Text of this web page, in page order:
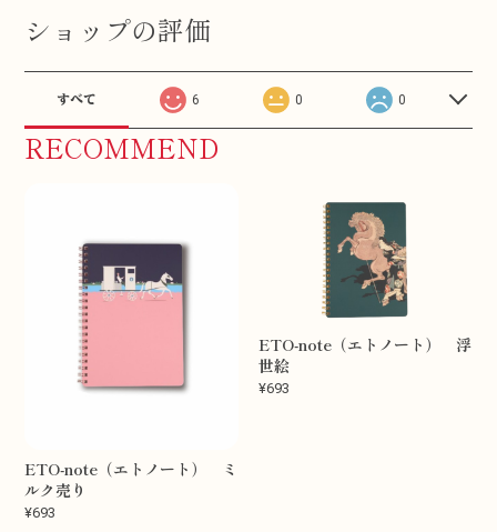
ショップの評価
すべて 6 0 0
RECOMMEND
ETO-note（エトノート） ミ
ルク売り
¥693
ETO-note（エトノート） 浮
世絵
¥693